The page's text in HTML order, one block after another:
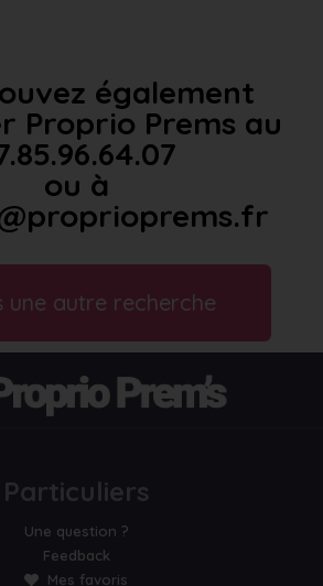
également
Proprio Prems au
ou à
une autre recherche
Particuliers
Une question ?
Feedback
Mes favoris